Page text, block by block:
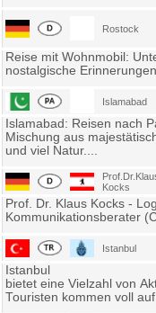
Rostock
Reise mit Wohnmobil:
nostalgische
Islamabad
Islamabad: Reisen nach
Mischung aus
und viel Natur....
Kocks
Prof. Dr. Klaus Kocks -
Kommunikationsberater
Istanbul
Istanbul
bietet eine Vielzahl von
Touristen kommen voll